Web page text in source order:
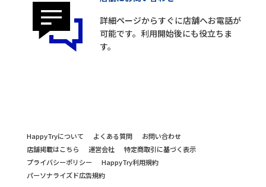
詳細ページからすぐに店舗へお電話が
可能です。利用開始後にも役立ちま
す。
HappyTryについて よくある質問
お問い合わせ
店舗掲載はこちら
運営会社
特定商取引に基づく表示
プライバシーポリシー
HappyTry利用規約
パーソナライズド広告規約